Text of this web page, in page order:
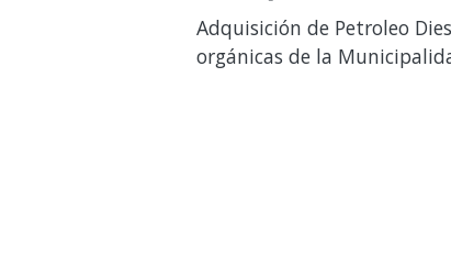
Adquisición de Petroleo
orgánicas de la